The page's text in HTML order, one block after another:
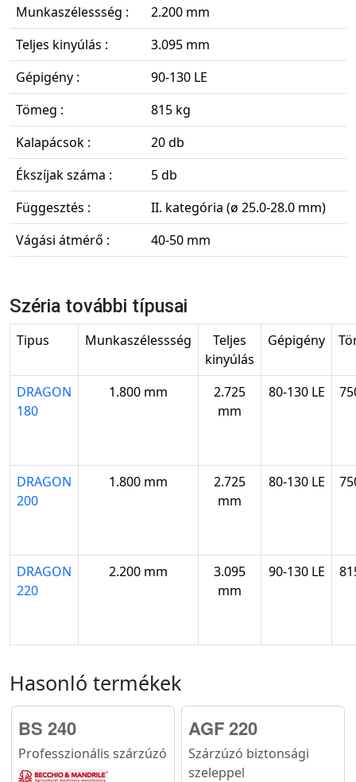
Munkaszélessség :
2.200 mm
Teljes kinyúlás :
3.095 mm
Gépigény :
90-130 LE
Tömeg :
815 kg
Kalapácsok :
20 db
Ékszíjak száma :
5 db
Függesztés :
II. kategória (ø 25.0-28.0 mm)
Vágási átmérő :
40-50 mm
Széria további típusai
Tipus Munkaszélessség
Teljes
kinyúlás
Gépigény
DRAGON
180
1.800 mm
2.725
mm
80-130 LE
DRAGON
200
1.800 mm
2.725
mm
80-130 LE
DRAGON
220
2.200 mm
3.095
mm
90-130 LE
Hasonló termékek
BS 240
Professzionális szárzúzó
AGF 220
Szárzúzó biztonsági
szeleppel